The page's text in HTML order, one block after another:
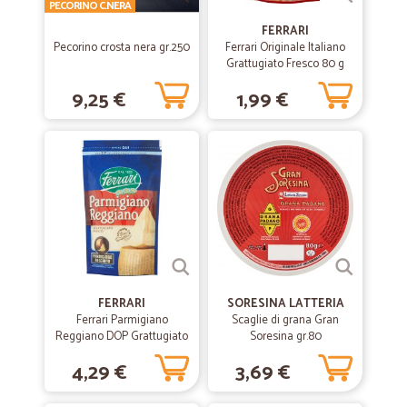
nonostante il ritardo sono stato…
nonostante il ritardo sono stato avvivato ok tutto bene
19/05/2023
Alberto T.
Tutto ok
Tutto ok come prodotti consiglierei di cambiare il corriere nel mio
caso Bartolini mi ha preso in giro in ambedue le consegne facendomi
stare in casa 4 giorni e dicendomi che venuto ma non ero presente e
che lasciato avviso in casella, ma non c'era niente.
19/04/2021
—Francesco paolo R.
spedizione veloce.
spedizione veloce.
20/04/2021
Fausto L.
Prezzi Ottimi e super veloci!
Pecorino crosta nera gr.250
PECORINO C.NERA
9,25 €
FERRARI
Ferrari Originale Italiano
Grattugiato Fresco 80 g
1,99 €
FERRARI
Ferrari Parmigiano
Reggiano DOP Grattugiato
4,29 €
SORESINA LATTERIA
Scaglie di grana Gran
Soresina gr.80
3,69 €